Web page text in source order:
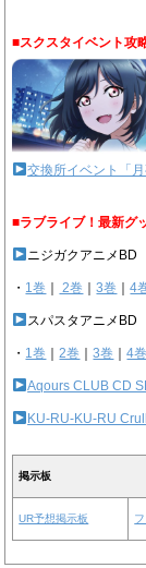
■スクスタイベント攻
交換所イベント「
■ラブライブ！最新グ
ニジガクアニメBD
・ 1巻 2巻 ｜3巻 ｜4
スパスタアニメBD
・ 1巻 ｜2巻 ｜3巻 ｜4巻
Aqours CLUB CD
KU-RU-KU-RU
掲示板
UR予想掲示板